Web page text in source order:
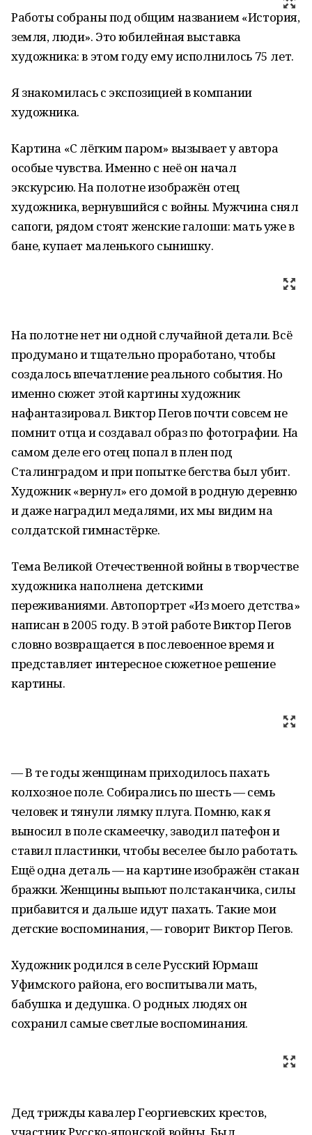
Работы собраны под общим названием «История,
земля, люди». Это юбилейная выставка
художника: в этом году ему исполнилось 75 лет.
Я знакомилась с экспозицией в компании
художника.
Картина «С лёгким паром» вызывает у автора
особые чувства. Именно с неё он начал
экскурсию. На полотне изображён отец
художника, вернувшийся с войны. Мужчина снял
сапоги, рядом стоят женские галоши: мать уже в
бане, купает маленького сынишку.
На полотне нет ни одной случайной детали. Всё
продумано и тщательно проработано, чтобы
создалось впечатление реального события. Но
именно сюжет этой картины художник
нафантазировал. Виктор Пегов почти совсем не
помнит отца и создавал образ по фотографии. На
самом деле его отец попал в плен под
Сталинградом и при попытке бегства был убит.
Художник «вернул» его домой в родную деревню
и даже наградил медалями, их мы видим на
солдатской гимнастёрке.
Тема Великой Отечественной войны в творчестве
художника наполнена детскими
переживаниями. Автопортрет «Из моего детства»
написан в 2005 году. В этой работе Виктор Пегов
словно возвращается в послевоенное время и
представляет интересное сюжетное решение
картины.
— В те годы женщинам приходилось пахать
колхозное поле. Собирались по шесть — семь
человек и тянули лямку плуга. Помню, как я
выносил в поле скамеечку, заводил патефон и
ставил пластинки, чтобы веселее было работать.
Ещё одна деталь — на картине изображён стакан
бражки. Женщины выпьют полстаканчика, силы
прибавится и дальше идут пахать. Такие мои
детские воспоминания, — говорит Виктор Пегов.
Художник родился в селе Русский Юрмаш
Уфимского района, его воспитывали мать,
бабушка и дедушка. О родных людях он
сохранил самые светлые воспоминания.
Дед трижды кавалер Георгиевских крестов,